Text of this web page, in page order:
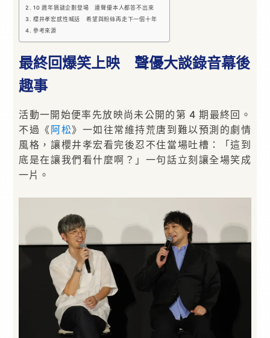
10 週年猜謎企劃登場 連聲優本人都答不出來
櫻井孝宏感性喊話 希望與粉絲再走下一個十年
參考來源
最終回爆笑上映 聲優大談錄音幕後
趣事
活動一開始便率先放映尚未公開的第 4 期最終回。
不過《阿松》一如往常維持荒唐到難以預測的劇情
風格，讓櫻井孝宏看完後忍不住當場吐槽：「這到
底是在讓我們看什麼啊？」一句話立刻讓全場笑成
一片。